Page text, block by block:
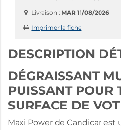
Livraison : MAR 11/08/2026
Imprimer la fiche
DESCRIPTION
DÉGRAISSANT
PUISSANT POUR
SURFACE DE
Maxi Power de Candicar est